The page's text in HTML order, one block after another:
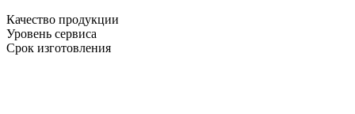
Качество продукции
Уровень сервиса
Срок изготовления